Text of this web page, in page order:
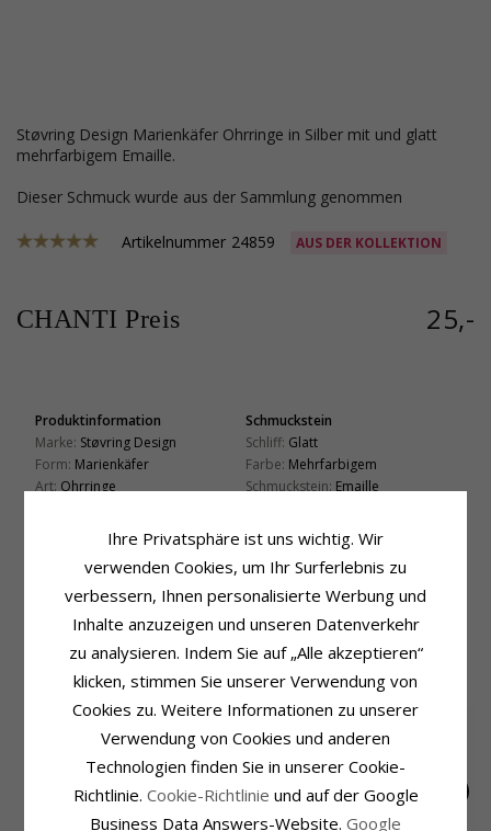
Støvring Design Marienkäfer Ohrringe in Silber mit und glatt
mehrfarbigem Emaille.
Dieser Schmuck wurde aus der Sammlung genommen
Artikelnummer 24859 AUS DER KOLLEKTION
CHANTI Preis 25,-
Produktinformation
Marke: Støvring Design
Form: Marienkäfer
Art: Ohrringe
Polierter
Schmuckstein
Schliff: Glatt
Farbe: Mehrfarbigem
Schmuckstein: Emaille
Höhe:8,7 mm
Breite:7,5 mm
Lieferzeit
Lieferzeit: 4-5 Werktage
KUNDEN KAUFTEN AUCH
Ihre Privatsphäre ist uns wichtig. Wir
verwenden Cookies, um Ihr Surferlebnis zu
verbessern, Ihnen personalisierte Werbung und
Inhalte anzuzeigen und unseren Datenverkehr
zu analysieren. Indem Sie auf „Alle akzeptieren“
klicken, stimmen Sie unserer Verwendung von
Cookies zu. Weitere Informationen zu unserer
Verwendung von Cookies und anderen
Technologien finden Sie in unserer Cookie-
Richtlinie. Cookie-Richtlinie und auf der Google
Business Data Answers-Website. Google